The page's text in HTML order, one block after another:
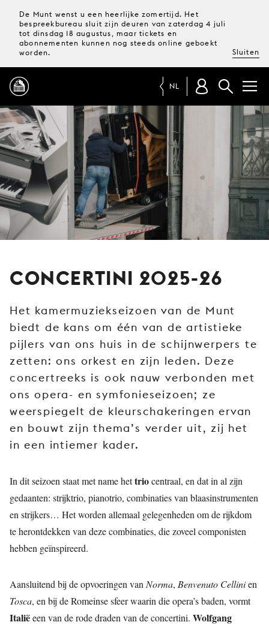
De Munt wenst u een heerlijke zomertijd. Het
bespreekbureau sluit zijn deuren van zaterdag 4 juli
tot dinsdag 18 augustus, maar tickets en
abonnementen kunnen nog steeds online geboekt
worden.
Sluiten
PROGRAMMA
MAGAZINE
TICKETS &
ABONNEMENTEN
UW
JONG
PUBLIEK
DE
MUNT
STEUN
ONS
NL
CONCERTINI 2025-26
Het kamermuziekseizoen van de Munt
biedt de kans om één van de artistieke
pijlers van ons huis in de schijnwerpers te
zetten: ons orkest en zijn leden. Deze
concertreeks is ook nauw verbonden met
ons opera- en symfonieseizoen; ze
weerspiegelt de kleurschakeringen ervan
en bouwt zijn thema’s verder uit, zij het
in een intiemer kader.
In dit seizoen staat met name hettriocentraal, en dat in al zijn
gedaanten: strijktrio, pianotrio, combinaties van blaasinstrumenten
en strijkers… Het worden allemaal gelegenheden om de rijkdom
te herontdekken van deze combinaties, die zoveel componisten
hebben geïnspireerd.
Aansluitend bij de opvoeringen van Norma, Benvenuto Cellinien
Tosca, en bij de Romeinse sfeer waarin die opera’s baden, vormt
Italiëeen van de rode draden van de concertini. Wolfgang